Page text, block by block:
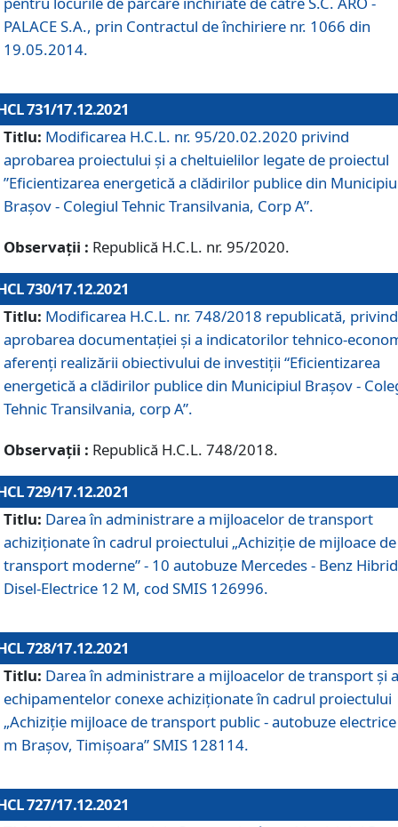
PALACE S.A., prin Contractul de închiriere nr. 1066 din
19.05.2014.
731/17.12.2021
Titlu: Modificarea H.C.L. nr. 95/20.02.2020 privind
aprobarea proiectului și a cheltuielilor legate de proiectul
”Eficientizarea energetică a clădirilor publice din
Brașov - Colegiul Tehnic Transilvania, Corp A”.
Observații : Republică H.C.L. nr. 95/2020.
730/17.12.2021
Titlu: Modificarea H.C.L. nr. 748/2018 republicată, privind
aprobarea documentației și a indicatorilor tehnico-
aferenți realizării obiectivului de investiții “Eficientizarea
energetică a clădirilor publice din Municipiul Brașov -
Tehnic Transilvania, corp A”.
Observații : Republică H.C.L. 748/2018.
729/17.12.2021
Titlu: Darea în administrare a mijloacelor de transport
achiziționate în cadrul proiectului „Achiziţie de mijloace de
transport moderne” - 10 autobuze Mercedes - Benz Hibrid
Disel-Electrice 12 M, cod SMIS 126996.
728/17.12.2021
Titlu: Darea în administrare a mijloacelor de transport și a
echipamentelor conexe achiziționate în cadrul proiectului
„Achiziție mijloace de transport public - autobuze
m Brașov, Timișoara” SMIS 128114.
727/17.12.2021